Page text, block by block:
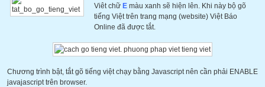
Viêt chữ E màu xanh sẽ hiện lên. Khi này bộ gõ
tiếng Việt trên trang mạng (website) Việt Báo
Online đã được tắt.
Chương trình bật, tắt gõ tiếng việt chạy bằng Javascript nên cần phải ENABLE
javajascript trên browser.